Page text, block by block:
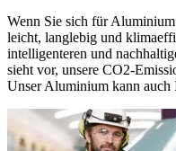
Wenn Sie sich für
leicht, langlebig und
intelligenteren und
sieht vor, unsere CO2-
Unser Aluminium kann auch